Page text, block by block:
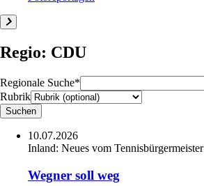
Regio: CDU
Regionale Suche*
Rubrik
10.07.2026
Inland: Neues vom Tennisbürgermeister
Wegner soll weg